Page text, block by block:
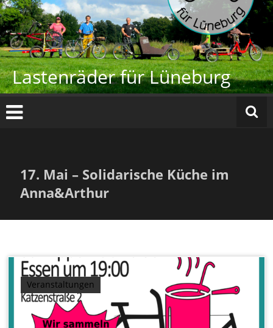
Zum
Inhalt
springen
Lastenräder für Lüneburg
17. Mai – Solidarische Küche im
Anna&Arthur
Veranstaltungen